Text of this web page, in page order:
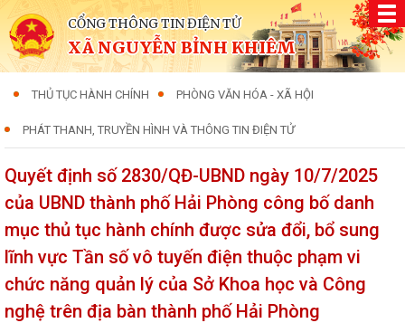
CỔNG THÔNG TIN ĐIỆN TỬ
XÃ NGUYỄN BỈNH KHIÊM
THỦ TỤC HÀNH CHÍNH PHÒNG VĂN HÓA - XÃ HỘI
PHÁT THANH, TRUYỀN HÌNH VÀ THÔNG TIN ĐIỆN TỬ
Quyết định số 2830/QĐ-UBND ngày 10/7/2025
của UBND thành phố Hải Phòng công bố danh
mục thủ tục hành chính được sửa đổi, bổ sung
lĩnh vực Tần số vô tuyến điện thuộc phạm vi
chức năng quản lý của Sở Khoa học và Công
nghệ trên địa bàn thành phố Hải Phòng